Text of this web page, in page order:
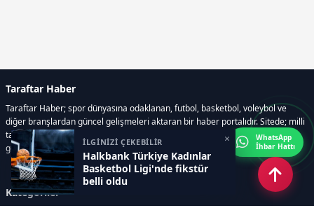
İLGİNİZİ ÇEKEBİLİR
Halkbank Türkiye Kadınlar
Basketbol Ligi'nde fikstür
belli oldu
×
Taraftar Haber
Taraftar Haber; spor dünyasına odaklanan, futbol, basketbol, voleybol ve
diğer branşlardan güncel gelişmeleri aktaran bir haber portalıdır. Sitede; milli
takım maçları, Dünya Kupası haberleri, EuroLeague karşılaşmaları, transfer
gelişmeleri, sporcuların biyografileri, anketler yer almaktadır.
Kategoriler
WhatsApp
İhbar Hattı